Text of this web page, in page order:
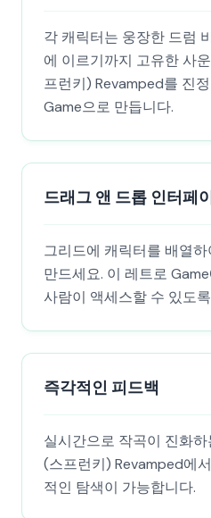
각 캐릭터는 웅장한 드럼
에 이르기까지 고유한 사
프런키) Revamped를 진
Game으로 만듭니다.
드래그 앤 드롭 인터페
그리드에 캐릭터를 배열
만드세요. 이 레트로
사람이 액세스할 수 있도
즉각적인 피드백
실시간으로 작곡이 진화
(스프런키) Revamped에
적인 탐색이 가능합니다.